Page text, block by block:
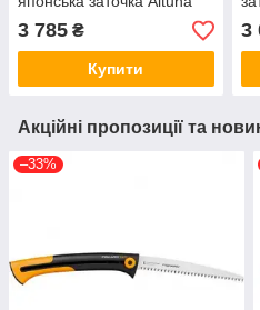
(90708.A) Іспанія
3 785 ₴
Купити
3
Акційні пропозиції та
–33%